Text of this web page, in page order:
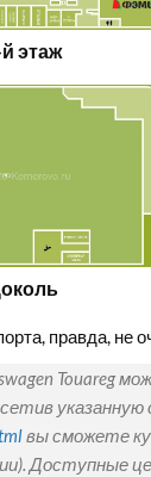
этаж
правда, не
Touareg
вы сможете
Доступные